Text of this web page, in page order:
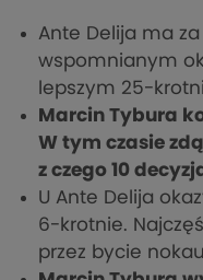
Ante Delija ma
wspomnianym
lepszym 25-
Marcin Tybura
W tym czasie
z czego 10
U Ante Delija
6-krotnie.
przez bycie